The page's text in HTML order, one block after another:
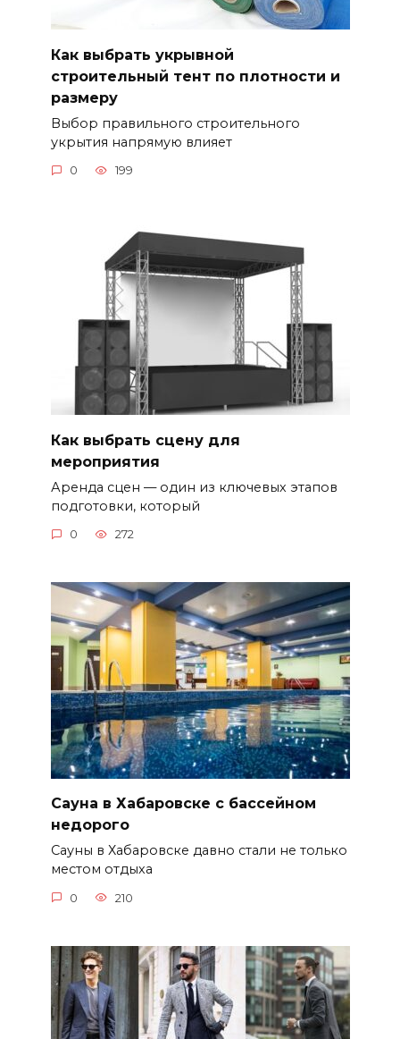
Как выбрать укрывной
строительный тент по плотности и
размеру
Выбор правильного строительного
укрытия напрямую влияет
0 199
Как выбрать сцену для
мероприятия
Аренда сцен — один из ключевых этапов
подготовки, который
0 272
Сауна в Хабаровске с бассейном
недорого
Сауны в Хабаровске давно стали не только
местом отдыха
0 210